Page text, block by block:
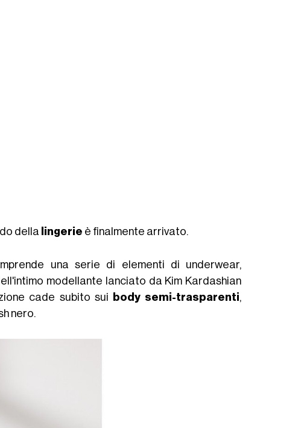
della lingerie è finalmente arrivato.
una serie di elementi di underwear,
modellante lanciato da Kim Kardashian
cade subito sui body semi-trasparenti,
nero.